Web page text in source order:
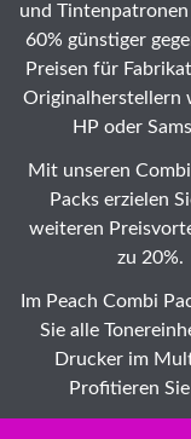
und Tintenpatronen
60% günstiger
Preisen für
Originalherstellern
HP oder
Mit unseren
Packs erzielen
weiteren
zu 20%.
Im Peach Combi
Sie alle
Drucker im
Profitieren